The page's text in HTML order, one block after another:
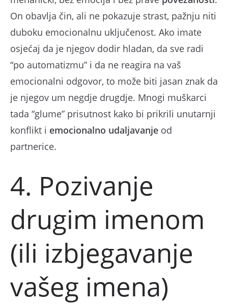
On obavlja čin, ali ne pokazuje strast, pažnju niti
duboku emocionalnu uključenost. Ako imate
osjećaj da je njegov dodir hladan, da sve radi
“po automatizmu” i da ne reagira na vaš
emocionalni odgovor, to može biti jasan znak da
je njegov um negdje drugdje. Mnogi muškarci
tada “glume” prisutnost kako bi prikrili unutarnji
konflikt i emocionalno udaljavanje od
partnerice.
4. Pozivanje
drugim imenom
(ili izbjegavanje
vašeg imena)